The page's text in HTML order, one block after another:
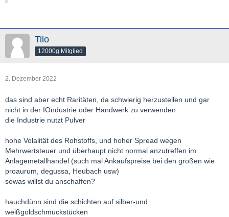
Tilo
12000g Mitglied
2. Dezember 2022
das sind aber echt Raritäten, da schwierig herzustellen und gar
nicht in der IOndustrie oder Handwerk zu verwenden
die Industrie nutzt Pulver
hohe Volalität des Rohstoffs, und hoher Spread wegen
Mehrwertsteuer und überhaupt nicht normal anzutreffen im
Anlagemetallhandel (such mal Ankaufspreise bei den großen wie
proaurum, degussa, Heubach usw)
sowas willst du anschaffen?
hauchdünn sind die schichten auf silber-und
weißgoldschmuckstücken